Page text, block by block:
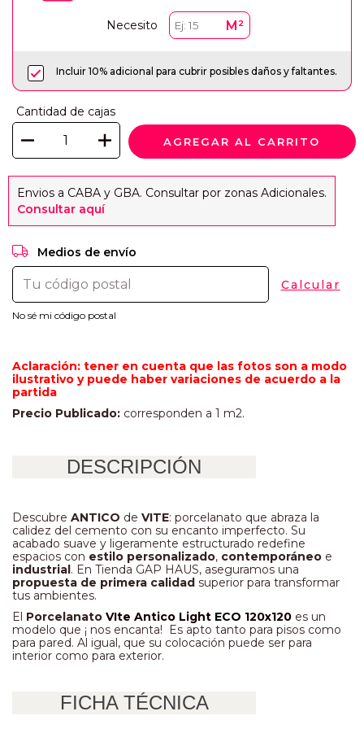
Necesito M²
Incluir 10% adicional para cubrir posibles daños y faltantes.
Cantidad de cajas
Envios a CABA y GBA. Consultar por zonas Adicionales.
Consultar aquí
Entregas para el CP:
Medios de envío
Calcular
No sé mi código postal
Aclaración: tener en cuenta que las fotos son a modo
ilustrativo y puede haber variaciones de acuerdo a la
partida
Precio Publicado: corresponden a 1 m2.
DESCRIPCIÓN
Descubre ANTICO de VITE: porcelanato que abraza la
calidez del cemento con su encanto imperfecto. Su
acabado suave y ligeramente estructurado redefine
espacios con estilo personalizado, contemporáneo e
industrial . En Tienda GAP HAUS, aseguramos una
propuesta de primera calidad superior para transformar
tus ambientes.
El Porcelanato VIte Antico Light ECO 120x120 es un
modelo que ¡ nos encanta! Es apto tanto para pisos como
para pared. Al igual, que su colocación puede ser para
interior como para exterior.
FICHA TÉCNICA